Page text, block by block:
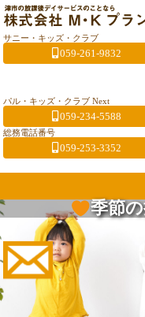
サニー・キッズ・クラブ
059-261-9832
パル・キッズ・クラブ Next
059-234-5588
総務電話番号
059-253-3352
季節